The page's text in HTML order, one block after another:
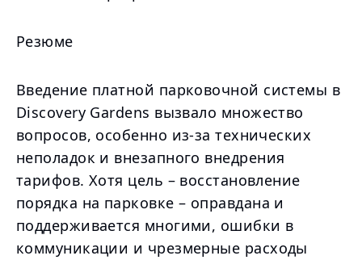
Резюме
Введение платной парковочной системы в
Discovery Gardens вызвало множество
вопросов, особенно из-за технических
неполадок и внезапного внедрения
тарифов. Хотя цель – восстановление
порядка на парковке – оправдана и
поддерживается многими, ошибки в
коммуникации и чрезмерные расходы